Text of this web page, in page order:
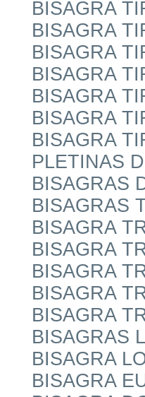
BISAGRA
BISAGRA
BISAGRA
BISAGRA
BISAGRA
BISAGRA
BISAGRA
PLETINAS
BISAGRAS
BISAGRAS
BISAGRA
BISAGRA
BISAGRA
BISAGRA
BISAGRA
BISAGRAS
BISAGRA
BISAGRA